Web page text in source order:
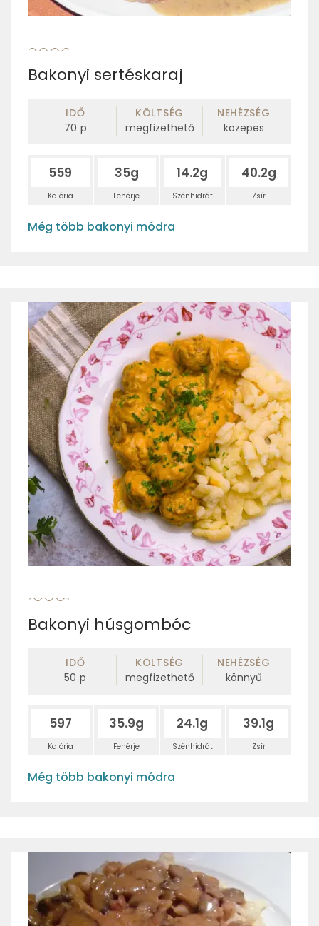
Bakonyi sertéskaraj
IDŐ
70 p
KÖLTSÉG
megfizethető
NEHÉZSÉG
közepes
559
Kalória
35g
Fehérje
14.2g
Szénhidrát
40.2g
Zsír
Még több bakonyi módra
Bakonyi húsgombóc
IDŐ
50 p
KÖLTSÉG
megfizethető
NEHÉZSÉG
könnyű
597
Kalória
35.9g
Fehérje
24.1g
Szénhidrát
39.1g
Zsír
Még több bakonyi módra